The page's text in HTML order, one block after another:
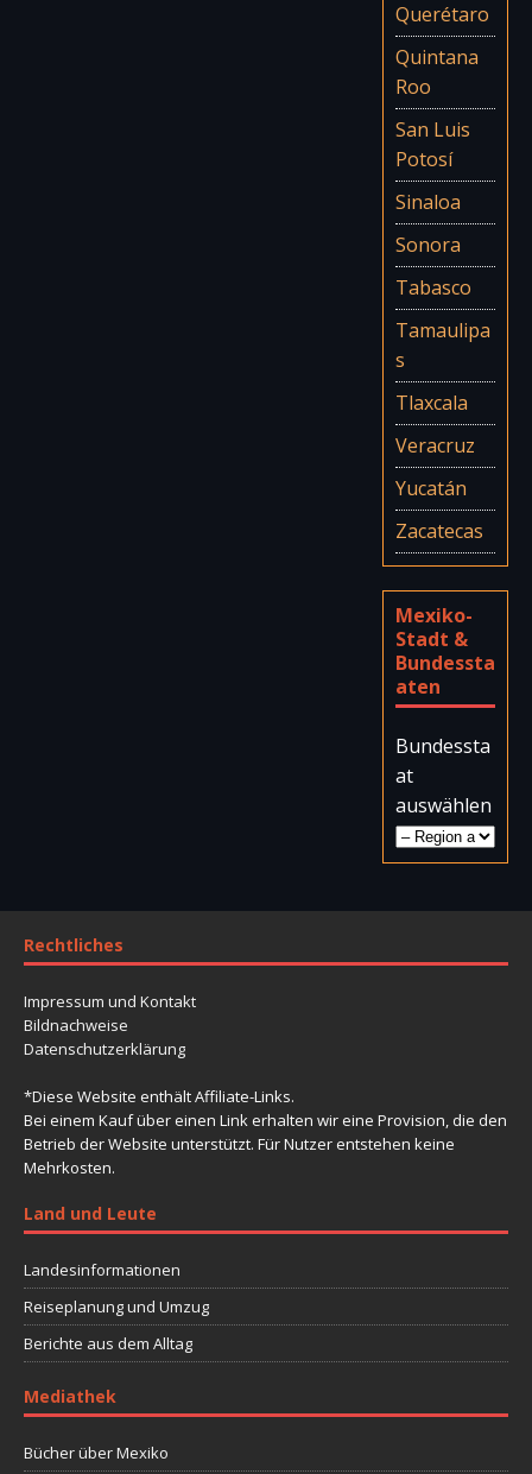
Querétaro
Quintana
Roo
San Luis
Potosí
Sinaloa
Sonora
Tabasco
Tamaulipa
s
Tlaxcala
Veracruz
Yucatán
Zacatecas
Mexiko-
Stadt &
Bundessta
aten
Bundessta
at
auswählen
Rechtliches
Impressum und Kontakt
Bildnachweise
Datenschutzerklärung
*Diese Website enthält Affiliate-Links.
Bei einem Kauf über einen Link erhalten wir eine Provision, die den
Betrieb der Website unterstützt. Für Nutzer entstehen keine
Mehrkosten.
Land und Leute
Landesinformationen
Reiseplanung und Umzug
Berichte aus dem Alltag
Mediathek
Bücher über Mexiko